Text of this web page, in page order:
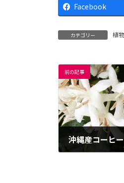
Facebook
カテゴリー 植
前の記事
沖縄産コーヒー